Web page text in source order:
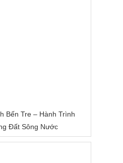
Bến Tre – Hành Trình
Đất Sông Nước